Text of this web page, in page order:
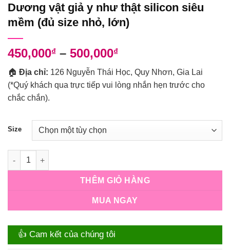
Dương vật giả y như thật silicon siêu
mềm (đủ size nhỏ, lớn)
450,000₫ – 500,000₫Khoảng
từ
450,000₫
🏠 Địa chỉ: 126 Nguyễn Thái Học, Quy Nhơn, Gia Lai
(*Quý khách qua trực tiếp vui lòng nhắn hẹn trước cho
chắc chắn).
Size
Số lượng
THÊM GIỎ HÀNG
MUA NGAY
👍 Cam kết của chúng tôi